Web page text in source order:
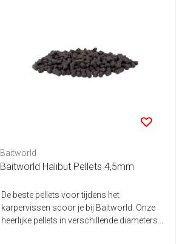
Baitworld
Baitworld Halibut Pellets 4,5mm
De beste pellets voor tijdens het
karpervissen scoor je bij Baitworld. Onze
heerlijke pellets in verschillende diameters...